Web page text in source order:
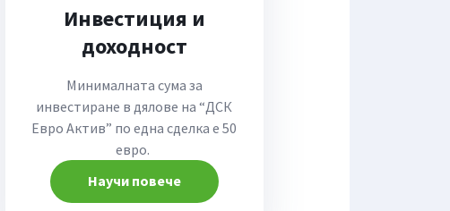
Инвестиция и
доходност
Минималната сума за
инвестиране в дялове на “ДСК
Евро Актив” по една сделка е 50
евро.
Научи повече